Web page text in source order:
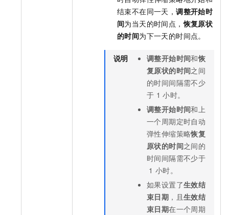
结束不在同一天，调整开始时
间为当天的时间点，恢复原状
的时间为下一天的时间点。
说明 调整开始时间和恢
复原状的时间之间
的时间间隔需不少
于 1 小时。
调整开始时间和上
一个周期定时自动
弹性伸缩策略恢复
原状的时间之间的
时间间隔需不少于
1 小时。
如果设置了生效结
束日期 ，且生效结
束日期在一个周期